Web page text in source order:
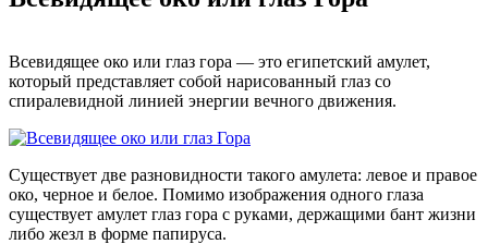
Всевидящее око или глаз гора — это египетский амулет,
который представляет собой нарисованный глаз со
спиралевидной линией энергии вечного движения.
Существует две разновидности такого амулета: левое и правое
око, черное и белое. Помимо изображения одного глаза
существует амулет глаз гора с руками, держащими бант жизни
либо жезл в форме папируса.